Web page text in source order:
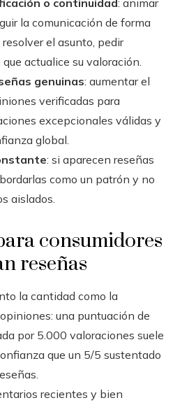
la comunicación de forma
el asunto, pedir
actualice su valoración.
genuinas: aumentar el
verificadas para
excepcionales válidas y
global.
: si aparecen reseñas
como un patrón y no
aislados.
consumidores
reseñas
la cantidad como la
una puntuación de
por 5.000 valoraciones suele
que un 5/5 sustentado
recientes y bien